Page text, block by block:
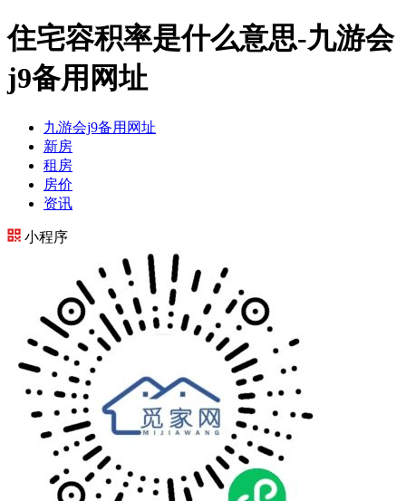
住宅容积率是什么意思-九游会
j9备用网址
九游会j9备用网址
新房
租房
房价
资讯
小程序